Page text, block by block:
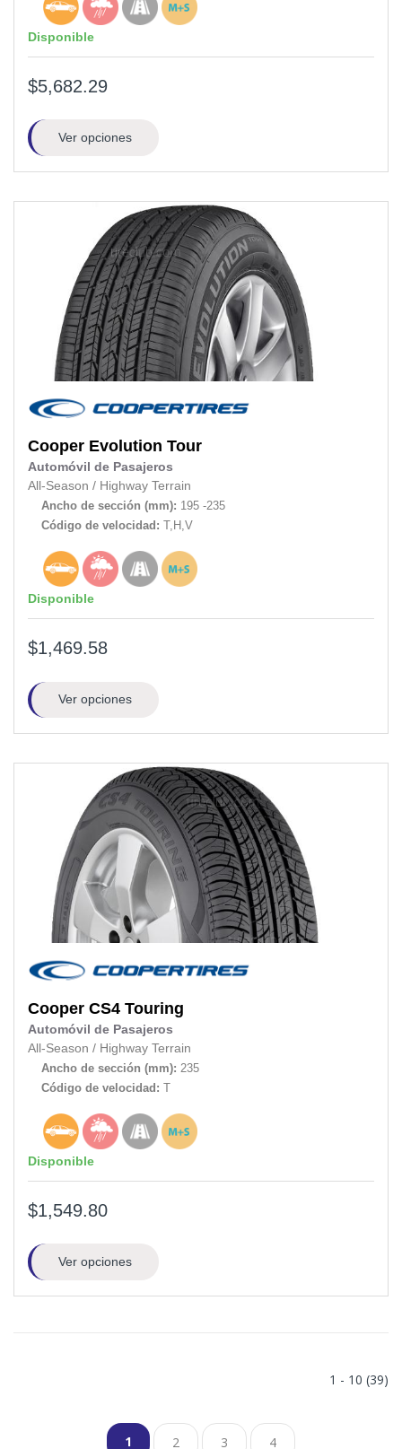
Disponible
$5,682.29
Ver opciones
Cooper Evolution Tour
Automóvil de Pasajeros
All-Season / Highway Terrain
Ancho de sección (mm): 195 -235
Código de velocidad: T,H,V
Disponible
$1,469.58
Ver opciones
Cooper CS4 Touring
Automóvil de Pasajeros
All-Season / Highway Terrain
Ancho de sección (mm): 235
Código de velocidad: T
Disponible
$1,549.80
Ver opciones
1 - 10 (39)
1 2 3 4